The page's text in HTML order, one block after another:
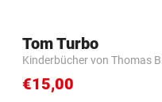
Tom Turbo
Kinderbücher von Thomas
€15,00